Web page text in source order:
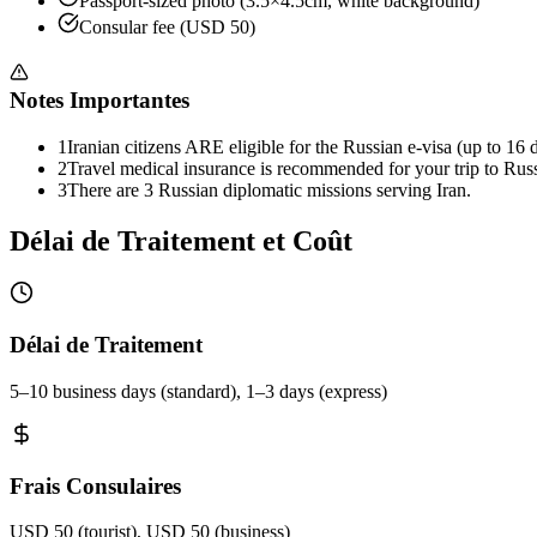
Consular fee (USD 50)
Notes Importantes
1Iranian citizens ARE eligible for the Russian e-visa (up to 16
2Travel medical insurance is recommended for your trip to
3There are 3 Russian diplomatic missions serving Iran.
Délai de Traitement et Coût
Délai de Traitement
5–10 business days (standard), 1–3 days (express)
Frais Consulaires
USD 50 (tourist), USD 50 (business)